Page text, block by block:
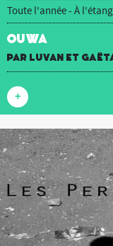
Toute l'année - À
OUWA
par luvan et
+